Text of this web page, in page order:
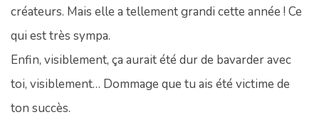
créateurs. Mais elle a tellement grandi cette année ! Ce
qui est très sympa.
Enfin, visiblement, ça aurait été dur de bavarder avec
toi, visiblement… Dommage que tu ais été victime de
ton succès.